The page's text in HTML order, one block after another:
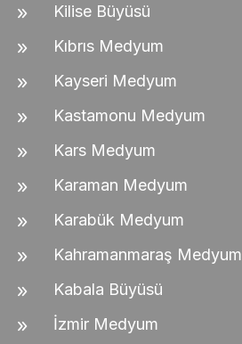
Kilise Büyüsü
Kıbrıs Medyum
Kayseri Medyum
Kastamonu Medyum
Kars Medyum
Karaman Medyum
Karabük Medyum
Kahramanmaraş Medyum
Kabala Büyüsü
İzmir Medyum